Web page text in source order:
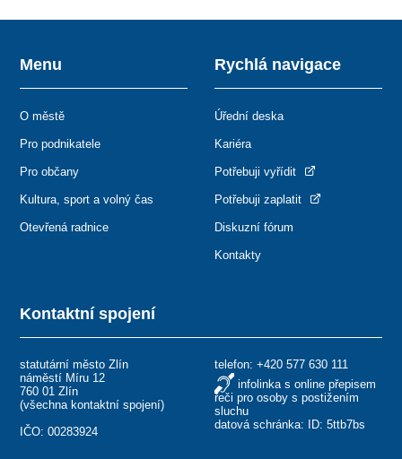
Kontaktní spojení
statutární město Zlín
náměstí Míru 12
760 01 Zlín
(všechna kontaktní spojení)
IČO: 00283924
telefon: +420 577 630 111
infolinka s online přepisem
řeči pro osoby s postižením
sluchu
datová schránka: ID: 5ttb7bs
Menu
O městě
Pro podnikatele
Pro občany
Kultura, sport a volný čas
Otevřená radnice
Rychlá navigace
Úřední deska
Kariéra
Potřebuji vyřídit
Potřebuji zaplatit
Diskuzní fórum
Kontakty